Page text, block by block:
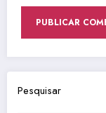
Pesquisar